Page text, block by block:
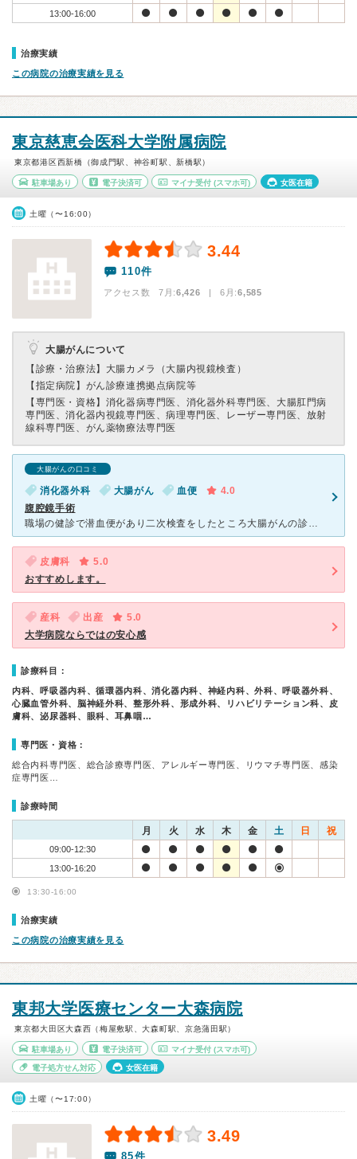
13:00-16:00
治療実績
この病院の治療実績を見る
東京慈恵会医科大学附属病院
東京都港区西新橋（御成門駅、神谷町駅、新橋駅）
駐車場あり 電子決済可 マイナ受付 (スマホ可) 女医在籍
土曜（〜16:00）
3.44
110件
アクセス数 7月:6,426 | 6月:6,585
大腸がんについて
【診療・治療法】 大腸カメラ（大腸内視鏡検査）
【指定病院】 がん診療連携拠点病院等
【専門医・資格】 消化器病専門医、消化器外科専門医、大腸肛門病
専門医、消化器内視鏡専門医、病理専門医、レーザー専門医、放射
線科専門医、がん薬物療法専門医
大腸がんの口コミ
消化器外科 大腸がん 血便
4.0
腹腔鏡手術
職場の健診で潜血便があり二次検査をしたところ大腸がんの診断。 近所の病院で内視鏡検査、ＣＴ検査等行い紹介状、データを持ってこちらの病院へ。 後から聞いた話では内視鏡検査の予約は２ヶ月くらい待つと聞
皮膚科
5.0
おすすめします。
産科 出産
5.0
大学病院ならではの安心感
診療科目：
内科、呼吸器内科、循環器内科、消化器内科、神経内科、外科、呼吸器外科、
心臓血管外科、脳神経外科、整形外科、形成外科、リハビリテーション科、皮
膚科、泌尿器科、眼科、耳鼻咽…
専門医・資格：
総合内科専門医、総合診療専門医、アレルギー専門医、リウマチ専門医、感染
症専門医…
診療時間
月 火 水 木 金 土 日 祝
09:00-12:30
13:00-16:20
13:30-16:00
治療実績
この病院の治療実績を見る
東邦大学医療センター大森病院
東京都大田区大森西（梅屋敷駅、大森町駅、京急蒲田駅）
駐車場あり 電子決済可 マイナ受付 (スマホ可)
電子処方せん対応 女医在籍
土曜（〜17:00）
3.49
85件